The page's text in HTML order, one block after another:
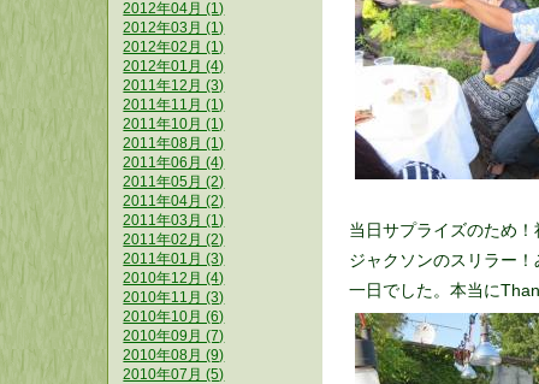
当日サプライズのため
ジャクソンのスリラー
一日でした。本当に
2012年04月 (1)
2012年03月 (1)
2012年02月 (1)
2012年01月 (4)
2011年12月 (3)
2011年11月 (1)
2011年10月 (1)
2011年08月 (1)
2011年06月 (4)
2011年05月 (2)
2011年04月 (2)
2011年03月 (1)
2011年02月 (2)
2011年01月 (3)
2010年12月 (4)
2010年11月 (3)
2010年10月 (6)
2010年09月 (7)
2010年08月 (9)
2010年07月 (5)